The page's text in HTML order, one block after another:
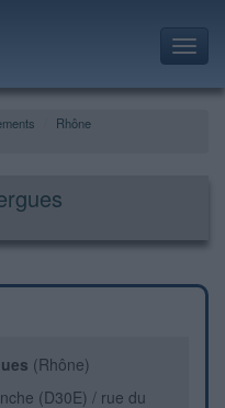
Rhône
(Rhône)
(D30E) / rue du